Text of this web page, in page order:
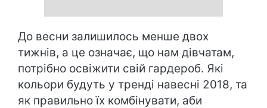
До весни залишилось менше двох
тижнів, а це означає, що нам дівчатам,
потрібно освіжити свій гардероб. Які
кольори будуть у тренді навесні 2018, та
як правильно їх комбінувати, аби